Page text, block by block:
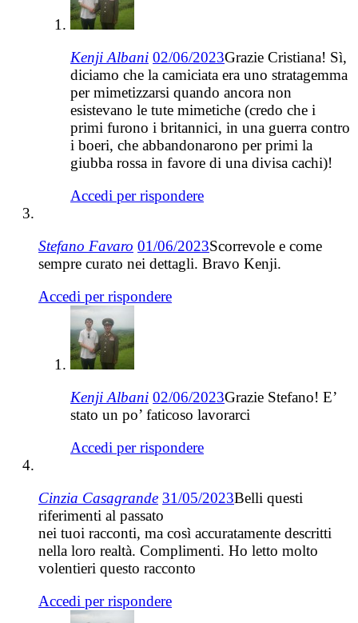
Kenji Albani 02/06/2023Grazie Cristiana! Sì,
diciamo che la camiciata era uno stratagemma
per mimetizzarsi quando ancora non
esistevano le tute mimetiche (credo che i
primi furono i britannici, in una guerra contro
i boeri, che abbandonarono per primi la
giubba rossa in favore di una divisa cachi)!
Accedi per rispondere
Stefano Favaro 01/06/2023Scorrevole e come
sempre curato nei dettagli. Bravo Kenji.
Accedi per rispondere
Kenji Albani 02/06/2023Grazie Stefano! E’
stato un po’ faticoso lavorarci
Accedi per rispondere
Cinzia Casagrande 31/05/2023Belli questi
riferimenti al passato
nei tuoi racconti, ma così accuratamente descritti
nella loro realtà. Complimenti. Ho letto molto
volentieri questo racconto
Accedi per rispondere